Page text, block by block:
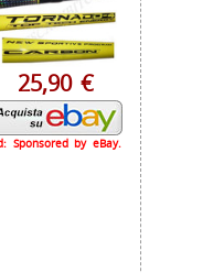
25,90 €
Sponsored by eBay.